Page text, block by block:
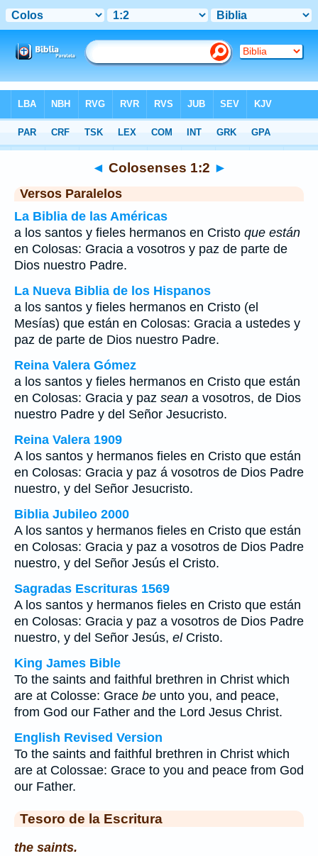
>Colosenses >Capítulo 1 > Verso 2
◄ Colosenses 1:2 ►
Versos Paralelos
La Biblia de las Américas
a los santos y fieles hermanos en Cristo que están
en Colosas: Gracia a vosotros y paz de parte de
Dios nuestro Padre.
La Nueva Biblia de los Hispanos
a los santos y fieles hermanos en Cristo (el
Mesías) que están en Colosas: Gracia a ustedes y
paz de parte de Dios nuestro Padre.
Reina Valera Gómez
a los santos y fieles hermanos en Cristo que están
en Colosas: Gracia y paz sean a vosotros, de Dios
nuestro Padre y del Señor Jesucristo.
Reina Valera 1909
A los santos y hermanos fieles en Cristo que están
en Colosas: Gracia y paz á vosotros de Dios Padre
nuestro, y del Señor Jesucristo.
Biblia Jubileo 2000
A los santos y hermanos fieles en Cristo que están
en Colosas: Gracia y paz a vosotros de Dios Padre
nuestro, y del Señor Jesús el Cristo.
Sagradas Escrituras 1569
A los santos y hermanos fieles en Cristo que están
en Colosas: Gracia y paz a vosotros de Dios Padre
nuestro, y del Señor Jesús, elCristo.
King James Bible
To the saints and faithful brethren in Christ which
are at Colosse: Grace be unto you, and peace,
from God our Father and the Lord Jesus Christ.
English Revised Version
To the saints and faithful brethren in Christ which
are at Colossae: Grace to you and peace from God
our Father.
Tesoro de la Escritura
the saints.